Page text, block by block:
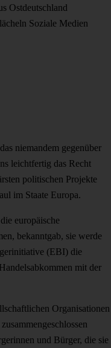
Ostdeutschland
Soziale Medien
niemandem gegenüber
leichtfertig das Recht
politischen Projekte
im Staate Europa.
europäische
bekanntgab, sie werde
(EBI) die
mit der
Organisationen
und Bürger, die sie